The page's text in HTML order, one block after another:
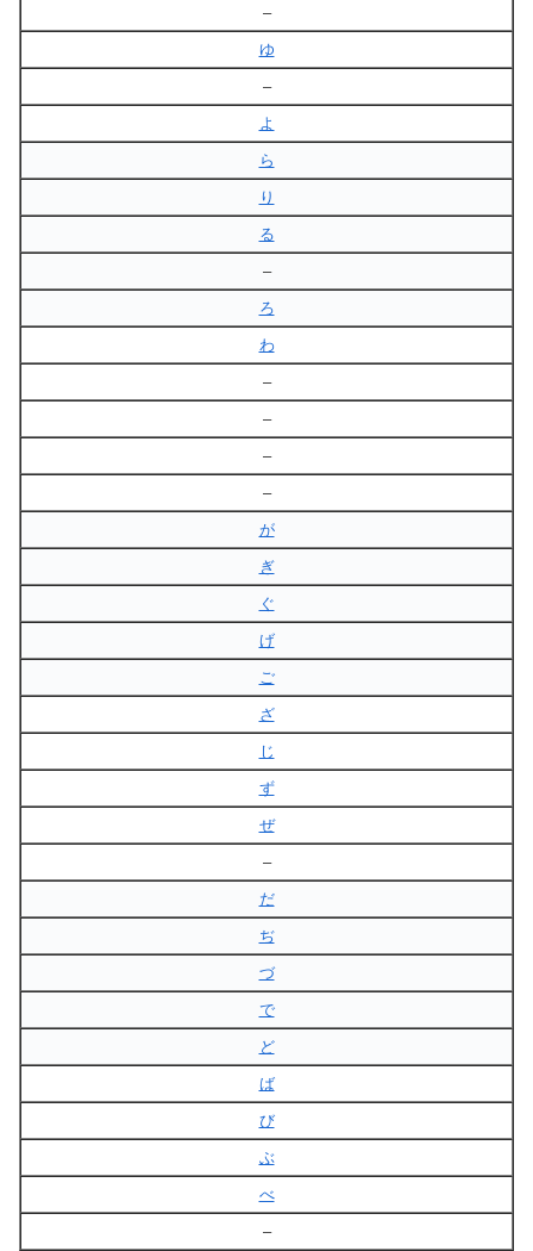
–
ゆ
–
よ
ら
り
る
–
ろ
わ
–
–
–
–
が
ぎ
ぐ
げ
ご
ざ
じ
ず
ぜ
–
だ
ぢ
づ
で
ど
ば
び
ぶ
べ
–